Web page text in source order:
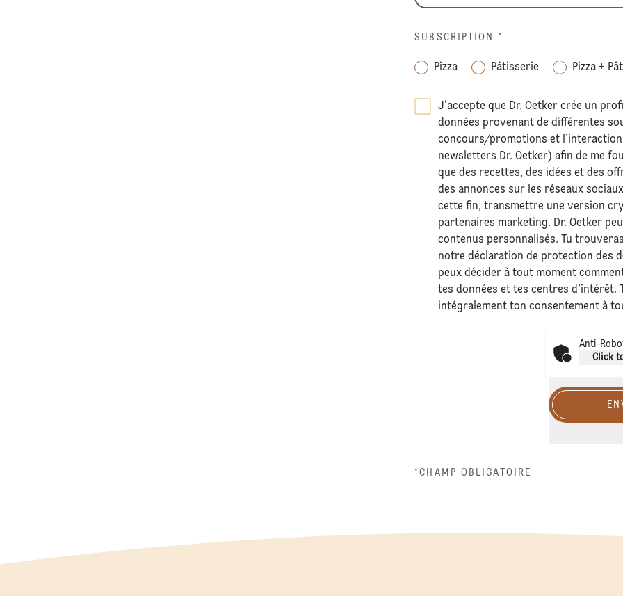
SUBSCRIPTION *
Pizza Pâtisserie Pizza +
J’accepte que Dr. Oetker crée un
données provenant de différentes
concours/promotions et
newsletters Dr. Oetker) afin de me
que des recettes, des idées et des
des annonces sur les réseaux
cette fin, transmettre une version
partenaires marketing. Dr. Oetker
contenus personnalisés. Tu
notre déclaration deprotection des
peux décider à tout moment
tes données et tes centres d’intérêt.
intégralement ton consentement à
Anti-
Click
*CHAMP OBLIGATOIRE